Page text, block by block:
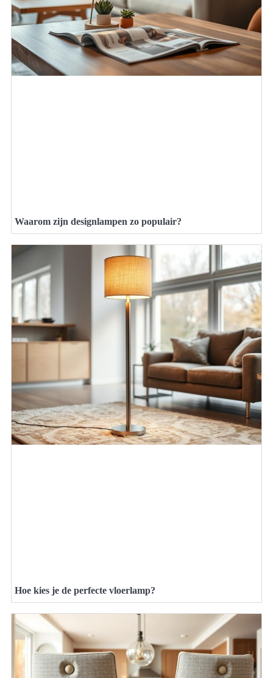
Waarom zijn designlampen zo populair?
Hoe kies je de perfecte vloerlamp?